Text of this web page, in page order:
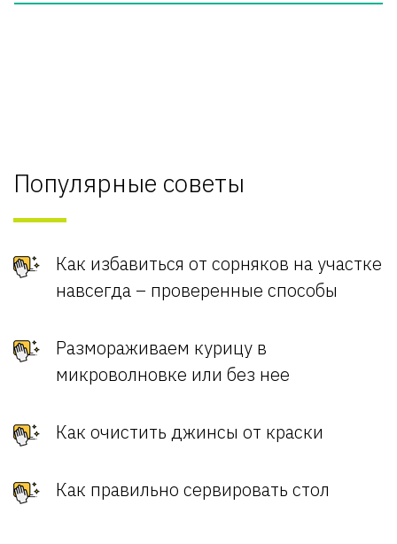
Популярные советы
Как избавиться от сорняков на участке
навсегда – проверенные способы
Размораживаем курицу в
микроволновке или без нее
Как очистить джинсы от краски
Как правильно сервировать стол